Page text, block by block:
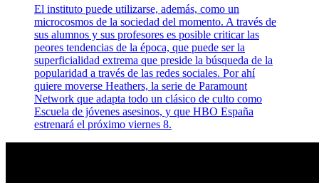
El instituto puede utilizarse, además, como un
microcosmos de la sociedad del momento. A través de
sus alumnos y sus profesores es posible criticar las
peores tendencias de la época, que puede ser la
superficialidad extrema que preside la búsqueda de la
popularidad a través de las redes sociales. Por ahí
quiere moverse Heathers, la serie de Paramount
Network que adapta todo un clásico de culto como
Escuela de jóvenes asesinos, y que HBO España
estrenará el próximo viernes 8.